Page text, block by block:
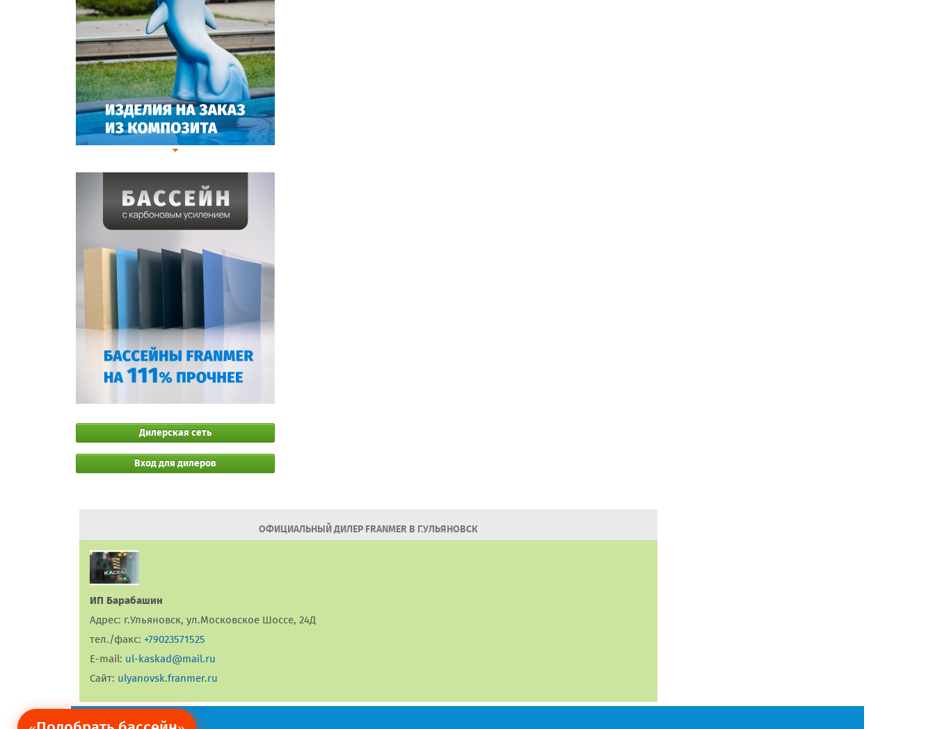
Дилерская сеть
Вход для дилеров
ОФИЦИАЛЬНЫЙ ДИЛЕР FRANMER В Г.УЛЬЯНОВСК
ИП Барабашин
Адрес: г.Ульяновск, ул.Московское Шоссе, 24Д
тел./факс: +79023571525
E-mail: ul-kaskad@mail.ru
Сайт: ulyanovsk.franmer.ru
Ограничение обязательств.